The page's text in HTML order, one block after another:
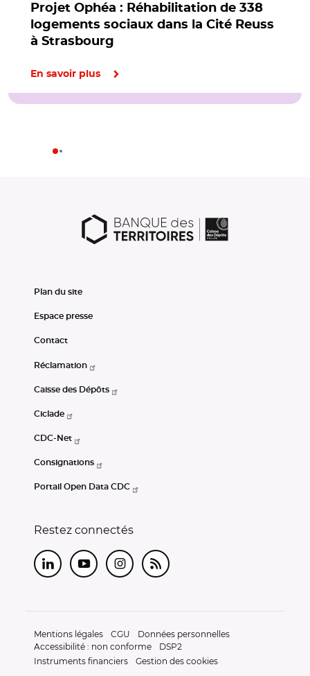
Projet Ophéa : Réhabilitation de 338
logements sociaux dans la Cité Reuss
à Strasbourg
En savoir plus
Plan du site
Espace presse
Contact
Réclamation
Caisse des Dépôts
Ciclade
CDC-Net
Consignations
Portail Open Data CDC
Restez connectés
LinkedInYoutubeInstagram
RSS
Mentions légales CGU
Données personnelles
Accessibilité : non conforme
DSP2
Instruments financiers
Gestion des cookies